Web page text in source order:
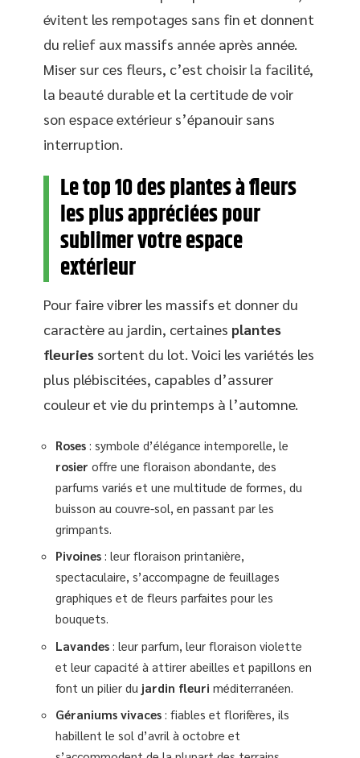
évitent les rempotages sans fin et donnent
du relief aux massifs année après année.
Miser sur ces fleurs, c’est choisir la facilité,
la beauté durable et la certitude de voir
son espace extérieur s’épanouir sans
interruption.
Le top 10 des plantes à fleurs
les plus appréciées pour
sublimer votre espace
extérieur
Pour faire vibrer les massifs et donner du
caractère au jardin, certaines plantes
fleuries sortent du lot. Voici les variétés les
plus plébiscitées, capables d’assurer
couleur et vie du printemps à l’automne.
Roses : symbole d’élégance intemporelle, le
rosier offre une floraison abondante, des
parfums variés et une multitude de formes, du
buisson au couvre-sol, en passant par les
grimpants.
Pivoines : leur floraison printanière,
spectaculaire, s’accompagne de feuillages
graphiques et de fleurs parfaites pour les
bouquets.
Lavandes : leur parfum, leur floraison violette
et leur capacité à attirer abeilles et papillons en
font un pilier du jardin fleuri méditerranéen.
Géraniums vivaces : fiables et florifères, ils
habillent le sol d’avril à octobre et